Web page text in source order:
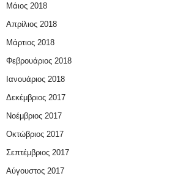
Μάιος 2018
Απρίλιος 2018
Μάρτιος 2018
Φεβρουάριος 2018
Ιανουάριος 2018
Δεκέμβριος 2017
Νοέμβριος 2017
Οκτώβριος 2017
Σεπτέμβριος 2017
Αύγουστος 2017